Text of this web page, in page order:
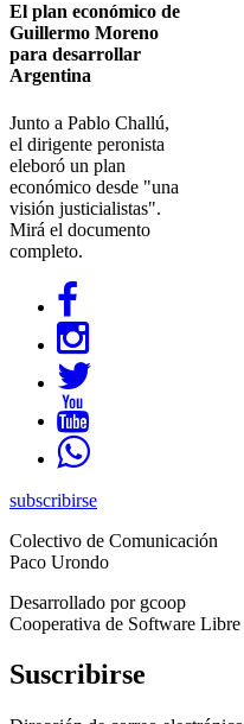
El plan económico de
Guillermo Moreno
para desarrollar
Argentina
Junto a Pablo Challú,
el dirigente peronista
eleboró un plan
económico desde "una
visión justicialistas".
Mirá el documento
completo.
subscribirse
Colectivo de Comunicación
Paco Urondo
Desarrollado por gcoop
Cooperativa de Software Libre
Suscribirse